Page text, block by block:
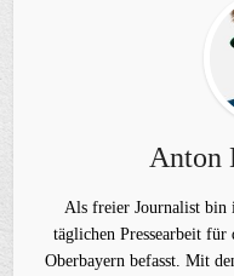
Anton
Als freier Journalist bin
täglichen Pressearbeit für
Oberbayern befasst. Mit